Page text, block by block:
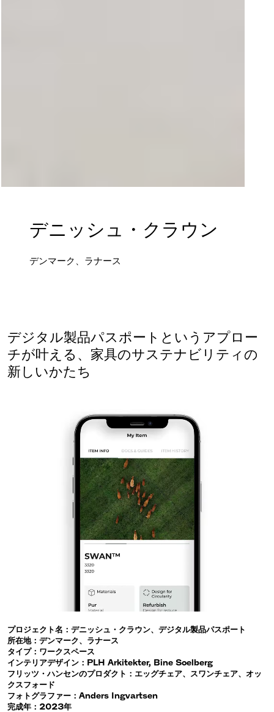
デニッシュ・クラウン
デンマーク、ラナース
デジタル製品パスポートというアプロー
チが叶える、家具のサステナビリティの
新しいかたち
プロジェクト名：デニッシュ・クラウン、デジタル製品パスポート
所在地：デンマーク、ラナース
タイプ：ワークスペース
インテリアデザイン：PLH Arkitekter, Bine Soelberg
フリッツ・ハンセンのプロダクト：エッグチェア、スワンチェア、オッ
クスフォード
フォトグラファー：Anders Ingvartsen
完成年：2023年